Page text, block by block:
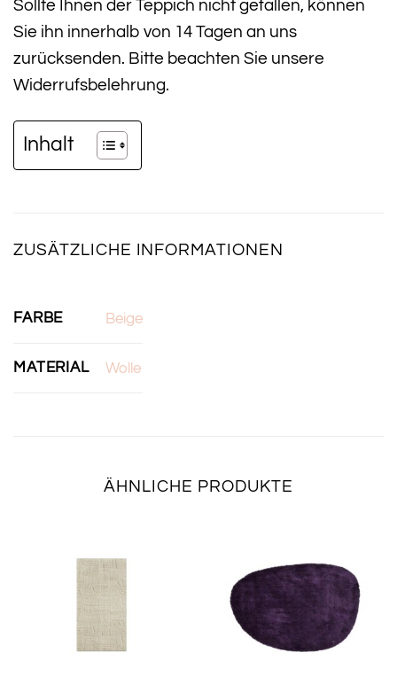
Sollte Ihnen der Teppich nicht gefallen, können
Sie ihn innerhalb von 14 Tagen an uns
zurücksenden. Bitte beachten Sie unsere
Widerrufsbelehrung.
Inhalt
ZUSÄTZLICHE INFORMATIONEN
FARBE Beige
MATERIAL Wolle
ÄHNLICHE PRODUKTE